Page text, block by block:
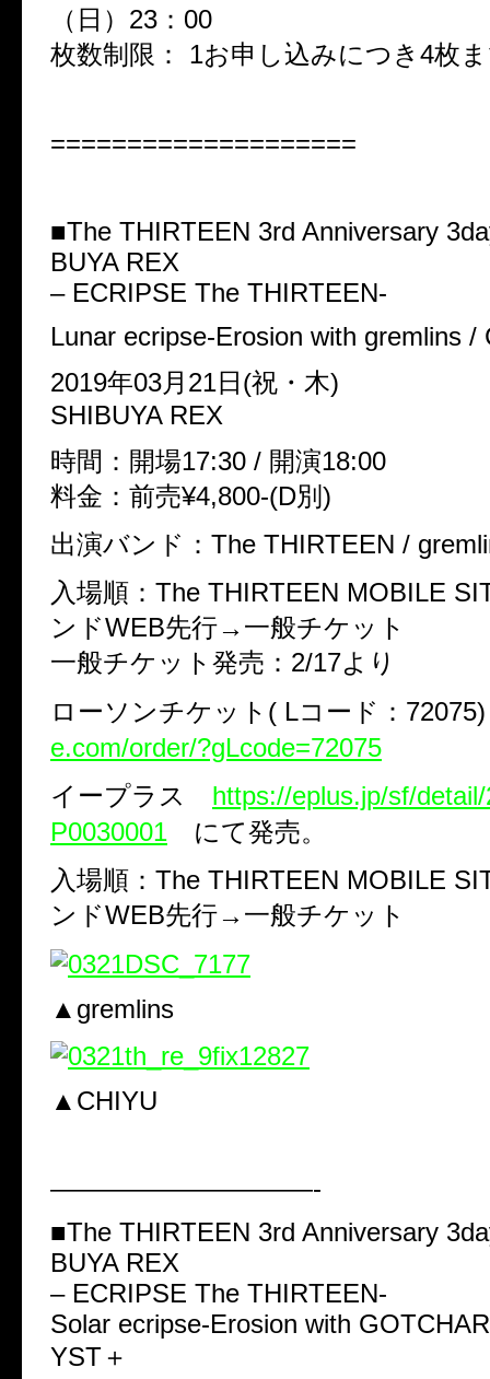
（日）23：00
枚数制限： 1お申し込みにつき4枚
====================
■The THIRTEEN 3rd Anniversary
BUYA REX
– ECRIPSE The THIRTEEN-
Lunar ecripse-Erosion with gremlins /
2019年03月21日(祝・木)
SHIBUYA REX
時間：開場17:30 / 開演18:00
料金：前売¥4,800-(D別)
出演バンド：The THIRTEEN /
入場順：The THIRTEEN MOBILE
ンドWEB先行→一般チケット
一般チケット発売：2/17より
ローソンチケット( Lコード：
e.com/order/?gLcode=72075
イープラス https://eplus.jp/sf/
P0030001 にて発売。
入場順：The THIRTEEN MOBILE
ンドWEB先行→一般チケット
▲gremlins
▲CHIYU
——————————-
■The THIRTEEN 3rd Anniversary
BUYA REX
– ECRIPSE The THIRTEEN-
Solar ecripse-Erosion with
YST＋